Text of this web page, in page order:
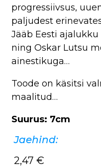
progressiivsus,
paljudest
Jääb Eesti
ning Oskar Lutsu
ainestikuga…
Toode on käsitsi
maalitud…
Suurus: 7cm
Jaehind:
2,47 €